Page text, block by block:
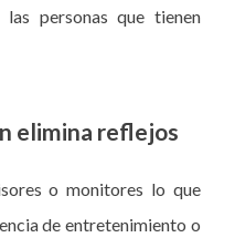
personas que tienen
elimina reflejos
o monitores lo que
de entretenimiento o